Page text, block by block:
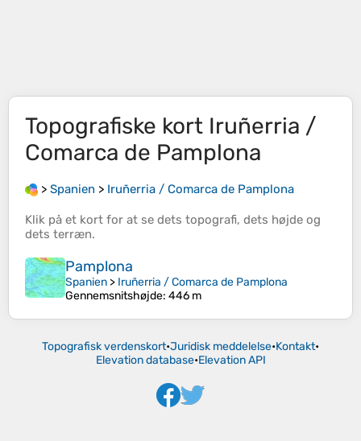
Topografiske kort Iruñerria /
Comarca de Pamplona
> Spanien > Iruñerria / Comarca de Pamplona
Klik på et kort for at se dets topografi, dets højde og
dets terræn.
Pamplona
Spanien > Iruñerria / Comarca de Pamplona
Gennemsnitshøjde: 446 m
Topografisk verdenskort•Juridisk meddelelse•Kontakt•
Elevation database•Elevation API